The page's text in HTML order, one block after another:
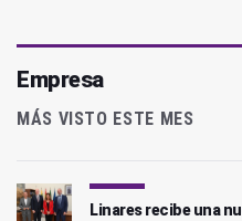
Empresa
MÁS VISTO ESTE MES
Linares recibe una